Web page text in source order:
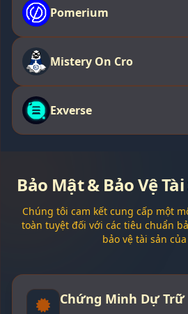
Pomerium
Mistery On Cro
Exverse
Bảo Mật & Bảo Vệ
Chúng tôi cam kết cung cấp một
toàn tuyệt đối với các tiêu chuẩn
bảo vệ tài sản
Chứng Minh Dự Trữ